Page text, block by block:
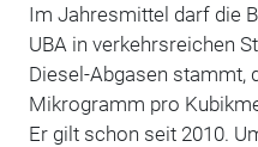
Im Jahresmittel darf die
UBA in verkehrsreichen
Diesel-Abgasen stammt,
Mikrogramm pro
Er gilt schon seit 2010.